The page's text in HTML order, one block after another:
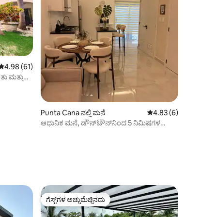
ರಲ್ಲಿ 4.98 ಸರಾಸರಿ ರೇಟಿಂಗ್, 61 ವಿಮರ್ಶೆಗಳು
4.98 (61)
ಮತ್ತು
Punta Cana ನಲ್ಲಿ ಮನೆ 5 ರಲ್ಲಿ 4.83 ಸರಾಸರಿ
4.83 (6)
ಆಧುನಿಕ ಮನೆ, ಡೌನ್‌ಟೌನ್‌ನಿಂದ 5 ನಿಮಿಷಗಳ
ಗೆಸ್ಟ್‌ಗಳ ಅಚ್ಚುಮೆಚ್ಚಿನದು
ಗೆಸ್ಟ್‌ಗಳ ಅಚ್ಚುಮೆಚ್ಚಿನದು